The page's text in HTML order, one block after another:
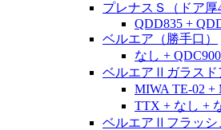
プレナスＳ（ドア厚
QDD835 +
ベルエア（勝手口）
なし +
ベルエアⅡガラスド
MIWA TE-02 +
TTX + なし +
ベルエアⅡフラッシ